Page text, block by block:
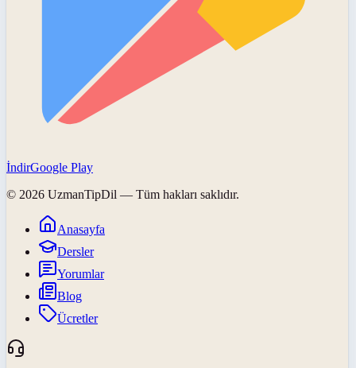
İndirGoogle Play
© 2026 UzmanTipDil — Tüm hakları saklıdır.
Anasayfa
Dersler
Yorumlar
Blog
Ücretler